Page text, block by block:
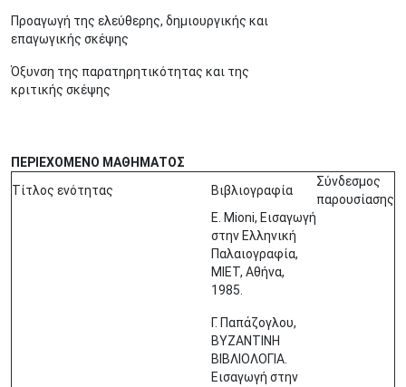
Προαγωγή της ελεύθερης, δημιουργικής και
επαγωγικής σκέψης
Όξυνση της παρατηρητικότητας και της
κριτικής σκέψης
ΠΕΡΙΕΧΟΜΕΝΟ ΜΑΘΗΜΑΤΟΣ
Τίτλος ενότητας
Βιβλιογραφία
Σύνδεσμος
παρουσίασης
E. Mioni, Εισαγωγή
στην Ελληνική
Παλαιογραφία,
ΜΙΕΤ, Αθήνα,
1985.
Γ. Παπάζογλου,
ΒΥΖΑΝΤΙΝΗ
ΒΙΒΛΙΟΛΟΓΙΑ.
Εισαγωγή στην